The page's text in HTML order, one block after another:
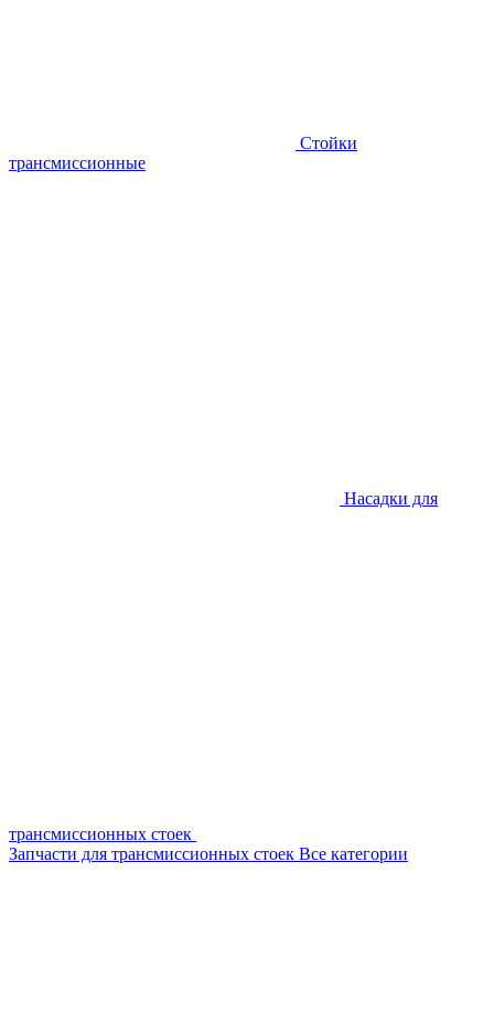
Стойки
трансмиссионные
Насадки для
трансмиссионных стоек
Запчасти для трансмиссионных стоек Все категории